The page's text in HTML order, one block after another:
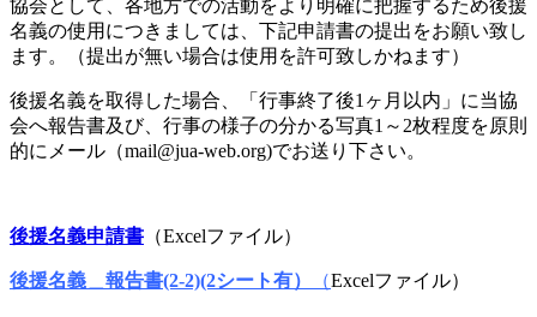
協会として、各地方での活動をより明確に把握するため後援
名義の使用につきましては、下記申請書の提出をお願い致し
ます。（提出が無い場合は使用を許可致しかねます）
後援名義を取得した場合、「行事終了後1ヶ月以内」に当協
会へ報告書及び、行事の様子の分かる写真1～2枚程度を原則
的にメール（mail@jua-web.org)でお送り下さい。
後援名義申請書 （Excelファイル）
後援名義＿報告書(2-2)(2シート有） （Excelファイル）